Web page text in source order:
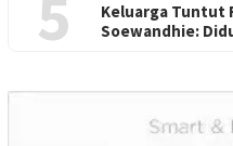
5
Keluarga Tuntut
Soewandhie: